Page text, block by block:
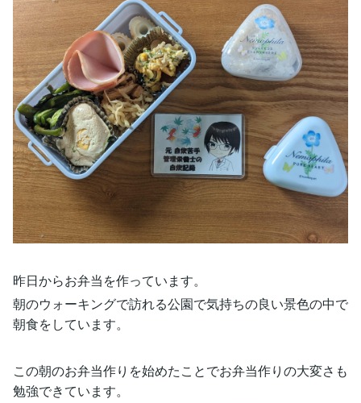
昨日からお弁当を作っています。
朝のウォーキングで訪れる公園で気持ちの良い景色の中で
朝食をしています。
この朝のお弁当作りを始めたことでお弁当作りの大変さも
勉強できています。